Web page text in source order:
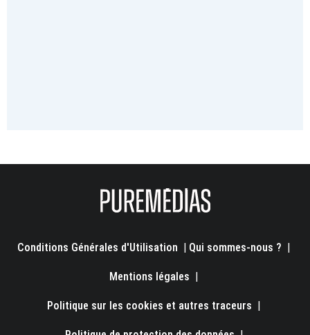
Conditions Générales d'Utilisation | Qui sommes-nous ? |
Mentions légales |
Politique sur les cookies et autres traceurs |